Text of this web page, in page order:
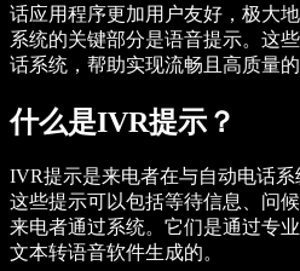
话应用程序更加用户友好，极大
系统的关键部分是语音提示。这
话系统，帮助实现流畅且高质量的
什么是IVR提示？
IVR提示是来电者在与自动电话系
这些提示可以包括等待信息、问
来电者通过系统。它们是通过专
文本转语音软件生成的。